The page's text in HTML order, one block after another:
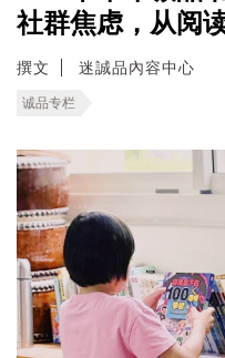
社群焦虑，从阅
撰文 迷誠品內容中心
诚品专栏